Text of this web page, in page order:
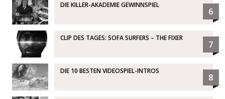
DIE KILLER-AKADEMIE GEWINNSPIEL
6
CLIP DES TAGES: SOFA SURFERS – THE FIXER
7
DIE 10 BESTEN VIDEOSPIEL-INTROS
8